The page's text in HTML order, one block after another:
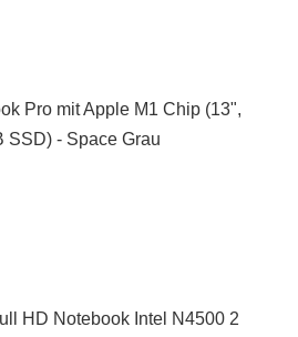
Pro mit Apple M1 Chip (13",
SSD) - Space Grau
HD Notebook Intel N4500 2